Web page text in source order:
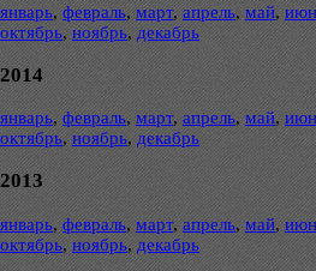
январь, февраль, март, апрель, май,
октябрь, ноябрь, декабрь
2014
январь, февраль, март, апрель, май,
октябрь, ноябрь, декабрь
2013
январь, февраль, март, апрель, май,
октябрь, ноябрь, декабрь